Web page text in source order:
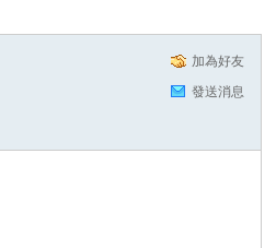
加為好友
發送消息